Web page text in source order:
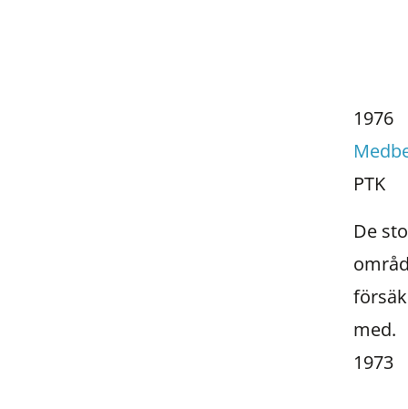
1976
PTK
De
med.
1973